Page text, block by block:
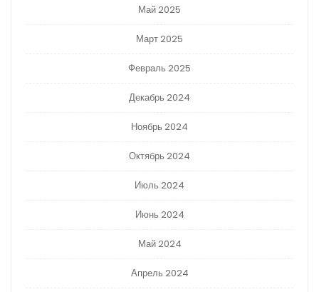
Май 2025
Март 2025
Февраль 2025
Декабрь 2024
Ноябрь 2024
Октябрь 2024
Июль 2024
Июнь 2024
Май 2024
Апрель 2024